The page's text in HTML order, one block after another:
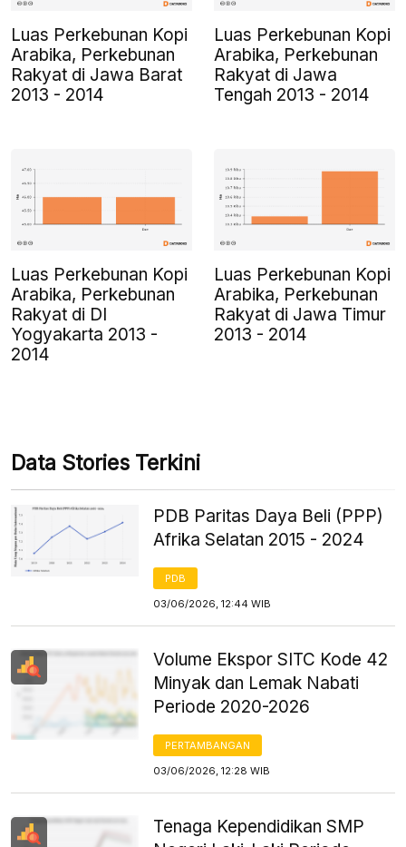
Luas Perkebunan Kopi
Arabika, Perkebunan
Rakyat di Jawa Barat
2013 - 2014
Luas Perkebunan Kopi
Arabika, Perkebunan
Rakyat di Jawa
Tengah 2013 - 2014
Luas Perkebunan Kopi
Arabika, Perkebunan
Rakyat di DI
Yogyakarta 2013 -
2014
Luas Perkebunan Kopi
Arabika, Perkebunan
Rakyat di Jawa Timur
2013 - 2014
Data Stories Terkini
PDB Paritas Daya Beli (PPP)
Afrika Selatan 2015 - 2024
PDB
03/06/2026, 12:44 WIB
Volume Ekspor SITC Kode 42
Minyak dan Lemak Nabati
Periode 2020-2026
PERTAMBANGAN
03/06/2026, 12:28 WIB
Tenaga Kependidikan SMP